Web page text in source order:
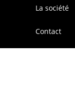
La société
Contact